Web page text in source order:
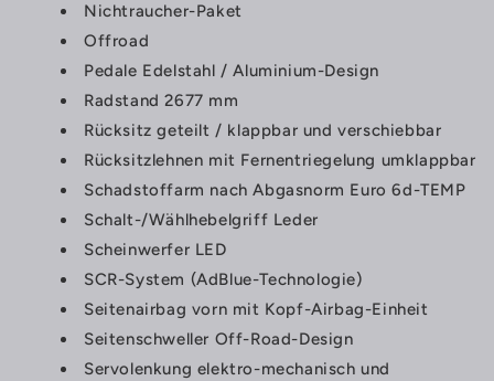
Nichtraucher-Paket
Offroad
Pedale Edelstahl / Aluminium-Design
Radstand 2677 mm
Rücksitz geteilt / klappbar und verschiebbar
Rücksitzlehnen mit Fernentriegelung umklappbar
Schadstoffarm nach Abgasnorm Euro 6d-TEMP
Schalt-/Wählhebelgriff Leder
Scheinwerfer LED
SCR-System (AdBlue-Technologie)
Seitenairbag vorn mit Kopf-Airbag-Einheit
Seitenschweller Off-Road-Design
Servolenkung elektro-mechanisch und